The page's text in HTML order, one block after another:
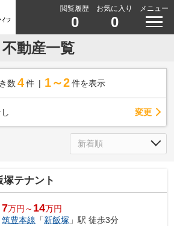
閲覧履歴
0
お気に入り
0
メニュー
動産一覧
数 4 件 1～2 件を表示
変更
塚テナント
7万円～ 14万円
筑豊本線 「新飯塚 」駅 徒歩3分